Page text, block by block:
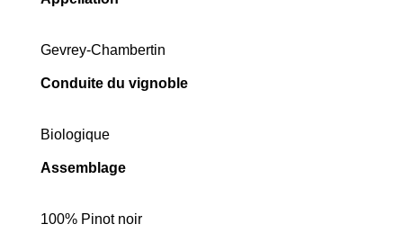
Gevrey-Chambertin
Conduite du vignoble
Biologique
Assemblage
100% Pinot noir